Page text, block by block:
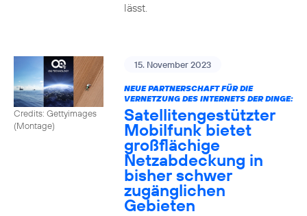
lässt.
Credits: Gettyimages
(Montage)
15. November 2023
NEUE PARTNERSCHAFT FÜR DIE
VERNETZUNG DES INTERNETS DER DINGE:
Satellitengestützter
Mobilfunk bietet
großflächige
Netzabdeckung in
bisher schwer
zugänglichen
Gebieten